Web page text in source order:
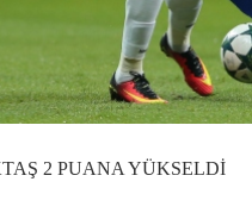
2 PUANA YÜKSELDİ